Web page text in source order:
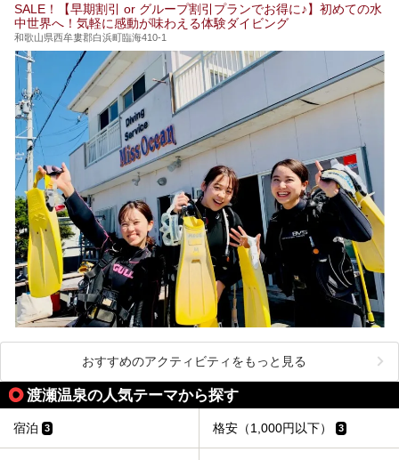
SALE！【早期割引 or グループ割引プランでお得に♪】初めての水
中世界へ！気軽に感動が味わえる体験ダイビング
和歌山県西牟婁郡白浜町臨海410-1
おすすめのアクティビティをもっと見る
渡瀬温泉の人気テーマから探す
宿泊 3 格安（1,000円以下） 3